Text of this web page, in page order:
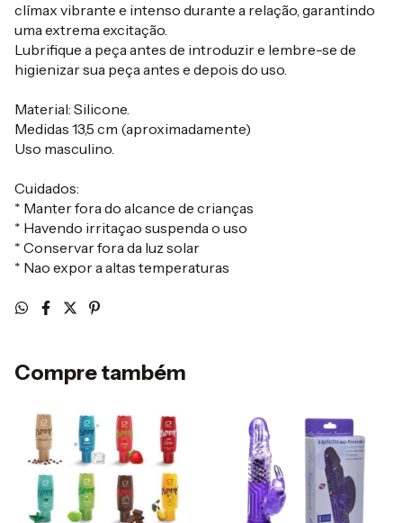
clímax vibrante e intenso durante a relação, garantindo
uma extrema excitação.
Lubrifique a peça antes de introduzir e lembre-se de
higienizar sua peça antes e depois do uso.
Material: Silicone.
Medidas 13,5 cm (aproximadamente)
Uso masculino.
Cuidados:
* Manter fora do alcance de crianças
* Havendo irritaçao suspenda o uso
* Conservar fora da luz solar
* Nao expor a altas temperaturas
Compre também